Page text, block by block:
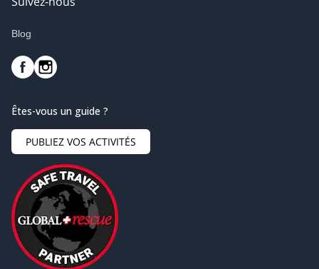
Blog
Êtes-vous un guide ?
PUBLIEZ VOS ACTIVITÉS